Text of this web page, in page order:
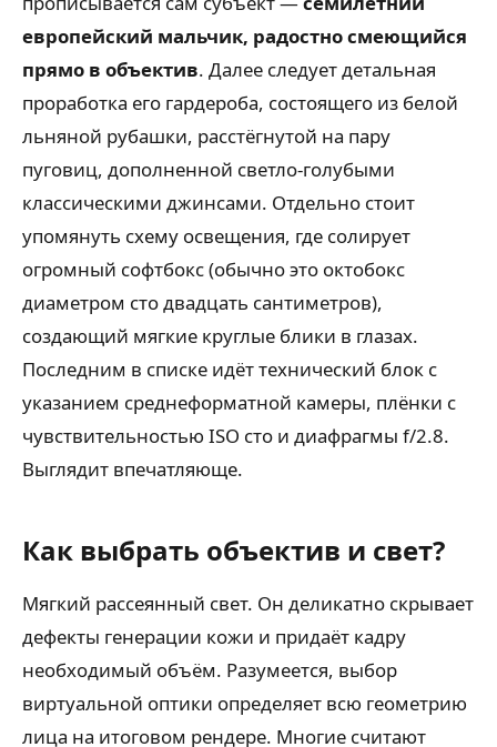
европейский мальчик, радостно смеющийся
прямо в объектив. Далее следует детальная
проработка его гардероба, состоящего из белой
льняной рубашки, расстёгнутой на пару
пуговиц, дополненной светло-голубыми
классическими джинсами. Отдельно стоит
упомянуть схему освещения, где солирует
огромный софтбокс (обычно это октобокс
диаметром сто двадцать сантиметров),
создающий мягкие круглые блики в глазах.
Последним в списке идёт технический блок с
указанием среднеформатной камеры, плёнки с
чувствительностью ISO сто и диафрагмы f/2.8.
Выглядит впечатляюще.
Как выбрать объектив и свет?
Мягкий рассеянный свет. Он деликатно скрывает
дефекты генерации кожи и придаёт кадру
необходимый объём. Разумеется, выбор
виртуальной оптики определяет всю геометрию
лица на итоговом рендере. Многие считают